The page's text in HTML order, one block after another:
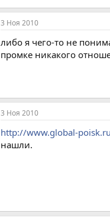
3 Ноя 2010
либо я чего-то не
промке никакого
3 Ноя 2010
http://www.global-
нашли.